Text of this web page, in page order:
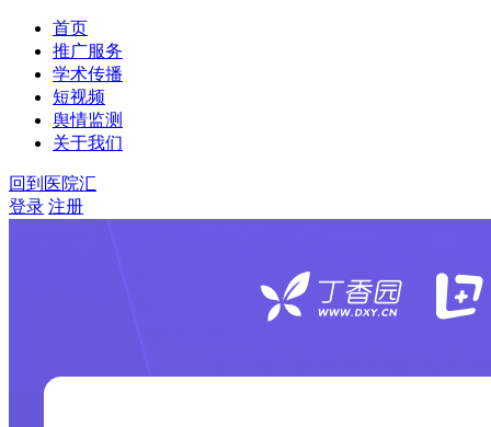
首页
推广服务
学术传播
短视频
舆情监测
关于我们
回到医院汇
登录 注册